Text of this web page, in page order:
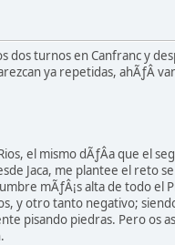
turnos en Canfranc y
ya repetidas, ahÃƒÂ­
el mismo dÃƒÂ­a que el
Jaca, me plantee el reto
mÃƒÂ¡s alta de todo
y otro tanto negativo;
pisando piedras. Pero os